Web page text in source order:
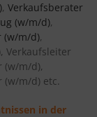
, Verkaufsberater
(w/m/d),
(w/m/d),
Verkaufsleiter
(w/m/d),
m/d) etc.
in der